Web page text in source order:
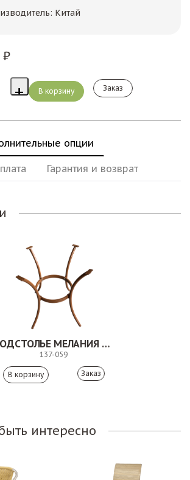
Китай
₽
Заказ
опции
Гарантия и возврат
ПОДСТОЛЬЕ МЕЛАНИЯ ХАЙ
137-059
Заказ
интересно